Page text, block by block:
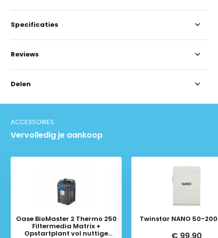
Specificaties
Reviews
Delen
ACCESSOIRES
Vervolledig je aankoop
Oase BioMaster 2 Thermo 250
Filtermedia Matrix +
Opstartplant vol nuttige
Twinstar NANO 50-
€ 99,90